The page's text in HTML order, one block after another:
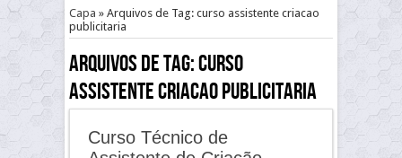
Capa » Arquivos de Tag: curso assistente criacao
publicitaria
Arquivos de Tag:curso
assistente criacao publicitaria
Curso Técnico de